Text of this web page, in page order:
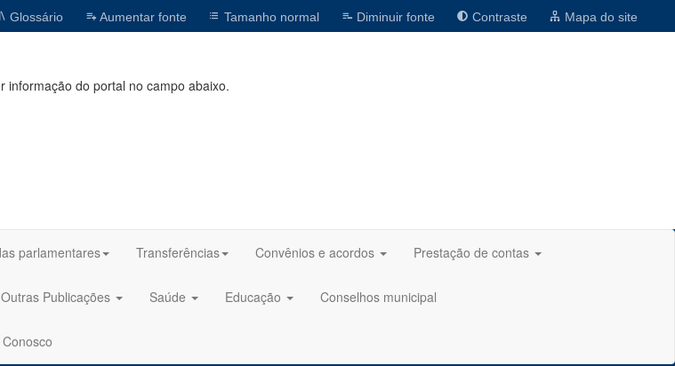
Glossário Aumentar fonte Tamanho normal Diminuir fonte Contraste Mapa do site
informação do portal no campo abaixo.
parlamentares Transferências Convênios e acordos Prestação de contas
Outras Publicações Saúde Educação Conselhos municipal